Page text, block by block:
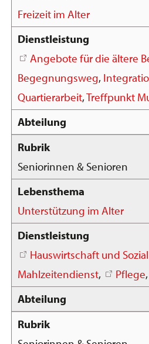
Freizeit im Alter
Angebote für die ältere
Begegnungsweg,
Quartierarbeit,Treffpunkt
Seniorinnen & Senioren
Unterstützung im Alter
Hauswirtschaft und
Mahlzeitendienst, Pflege,